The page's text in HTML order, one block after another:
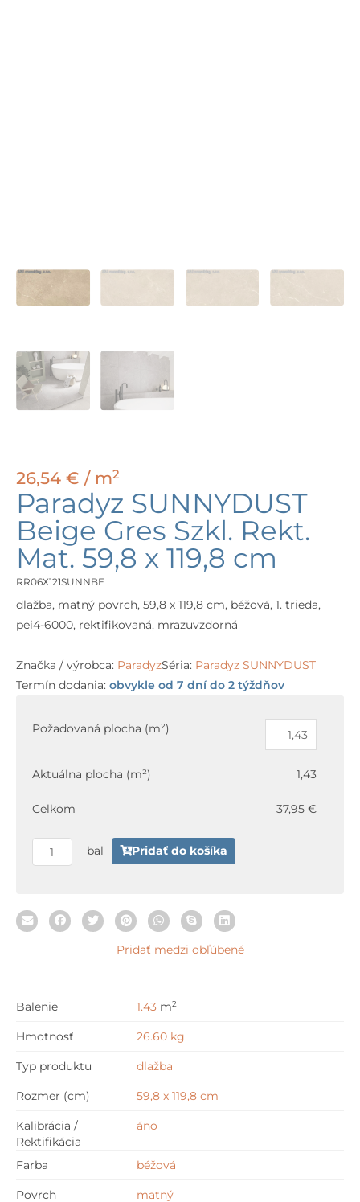
26,54 € / m2
Paradyz SUNNYDUST
Beige Gres Szkl. Rekt.
Mat. 59,8 x 119,8 cm
RR06X121SUNNBE
dlažba, matný povrch, 59,8 x 119,8 cm, béžová, 1. trieda,
pei4-6000, rektifikovaná, mrazuvzdorná
Značka / výrobca: ParadyzSéria: Paradyz SUNNYDUST
Termín dodania: obvykle od 7 dní do 2 týždňov
Požadovaná plocha (m²)
Aktuálna plocha (m²) 1,43
Celkom 37,95 €
Paradyz
Szkl.
Mat.
59,8
cm
bal Pridať do košíka
Pridať medzi obľúbené
Balenie 1.43 m2
Hmotnosť 26.60 kg
Typ produktu dlažba
Rozmer (cm) 59,8 x 119,8 cm
Kalibrácia /
Rektifikácia
áno
Farba béžová
Povrch matný